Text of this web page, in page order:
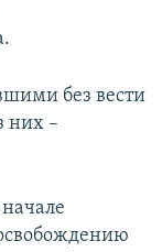
без вести
них –